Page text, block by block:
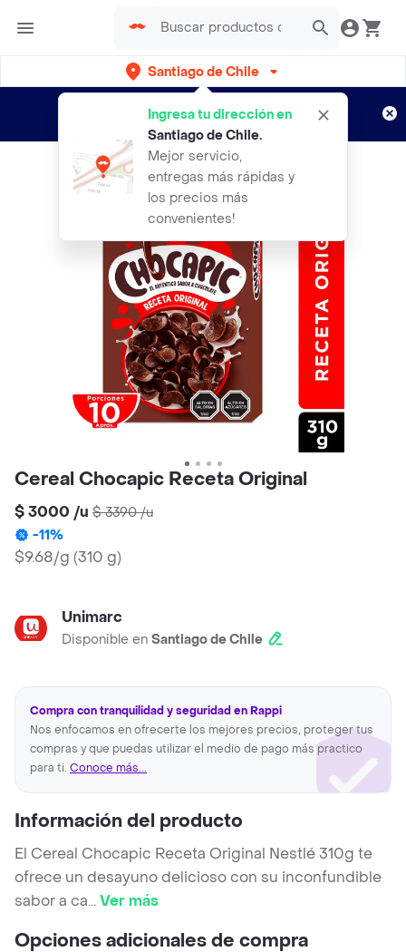
Santiago de Chile
Ingresa tu dirección en
Santiago de Chile.
Mejor servicio,
entregas más rápidas y
los precios más
convenientes!
envíos gratis por semanas
Aplican TyC
Cereal Chocapic Receta Original
$ 3000 /u $ 3390/u
-11%
$9.68/g (310 g)
Unimarc
Disponible en Santiago de Chile
Compra con tranquilidad y seguridad en Rappi
Nos enfocamos en ofrecerte los mejores precios, proteger tus
compras y que puedas utilizar el medio de pago más practico
para ti. Conoce más...
Información del producto
El Cereal Chocapic Receta Original Nestlé 310g te
ofrece un desayuno delicioso con su inconfundible
sabor a ca...Ver más
Opciones adicionales de compra